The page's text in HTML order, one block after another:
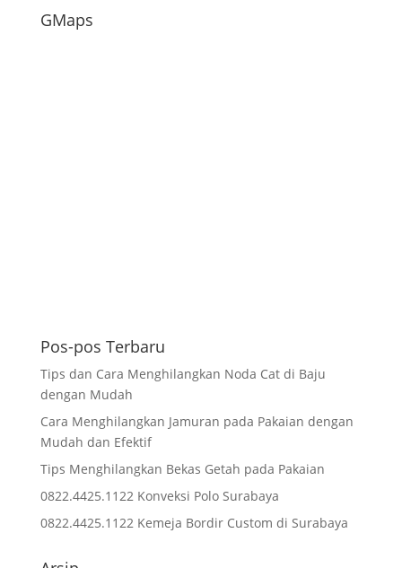
GMaps
Pos-pos Terbaru
Tips dan Cara Menghilangkan Noda Cat di Baju
dengan Mudah
Cara Menghilangkan Jamuran pada Pakaian dengan
Mudah dan Efektif
Tips Menghilangkan Bekas Getah pada Pakaian
0822.4425.1122 Konveksi Polo Surabaya
0822.4425.1122 Kemeja Bordir Custom di Surabaya